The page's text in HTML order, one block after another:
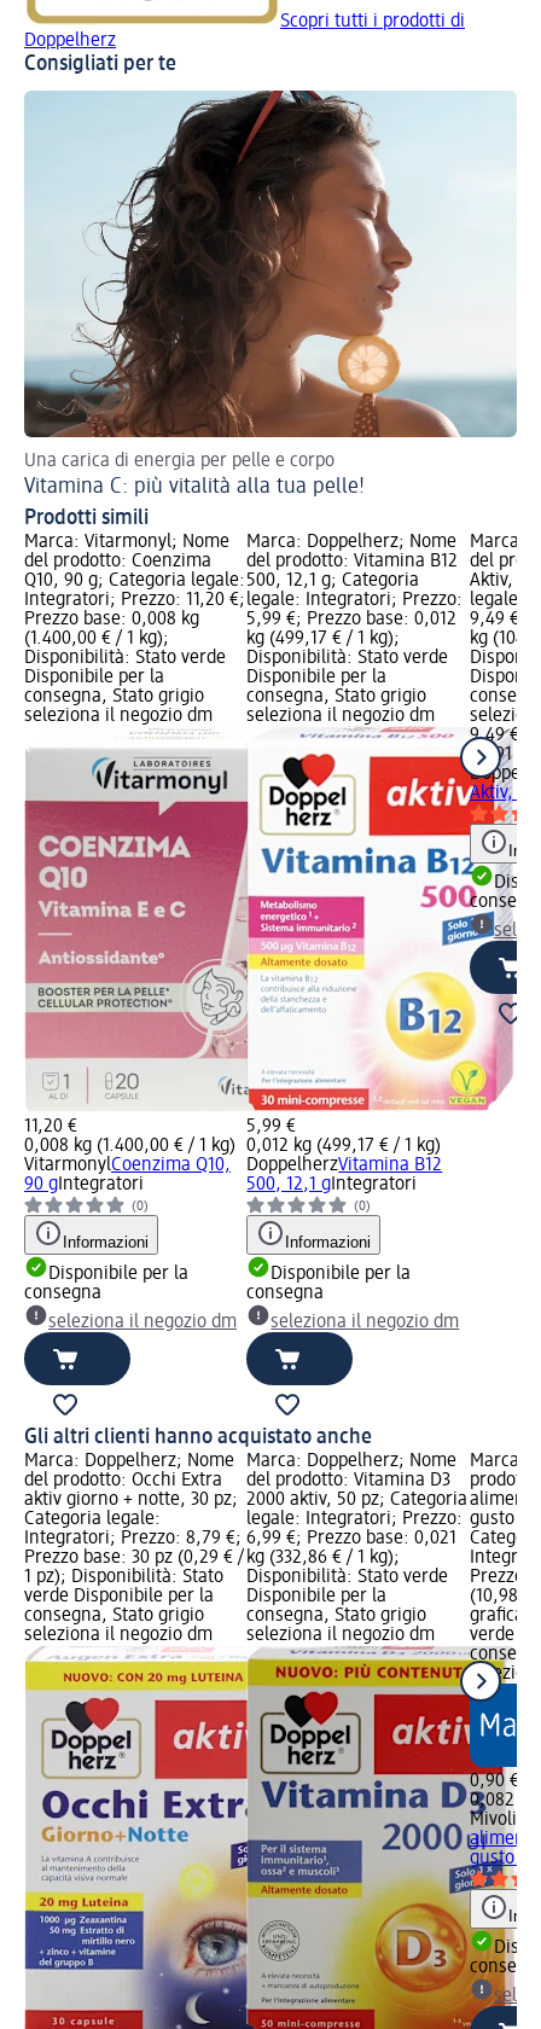
Scopri tutti i prodotti di
Doppelherz
Consigliati per te
Una carica di energia per pelle e corpo
Vitamina C: più vitalità alla tua pelle!
Prodotti simili
Marca: Vitarmonyl; Nome
del prodotto: Coenzima
Q10, 90 g; Categoria legale:
Integratori; Prezzo: 11,20 €;
Prezzo base: 0,008 kg
(1.400,00 € / 1 kg);
Disponibilità: Stato verde
Disponibile per la
consegna, Stato grigio
seleziona il negozio dm
11,20 €
0,008 kg (1.400,00 € / 1 kg)
VitarmonylCoenzima Q10,
90 g Integratori
(0)
Informazioni
Disponibile per la
consegna
seleziona il negozio dm
Marca: Doppelherz; Nome
del prodotto: Vitamina B12
500, 12,1 g; Categoria
legale: Integratori; Prezzo:
5,99 €; Prezzo base: 0,012
kg (499,17 € / 1 kg);
Disponibilità: Stato verde
Disponibile per la
consegna, Stato grigio
seleziona il negozio dm
5,99 €
0,012 kg (499,17 € / 1 kg)
DoppelherzVitamina B12
500, 12,1 g Integratori
(0)
Informazioni
Disponibile per la
consegna
seleziona il negozio dm
Marca:
del
Aktiv,
legale:
9,49 €;
kg
9,49 €
0,091
Aktiv,
Gli altri clienti hanno acquistato anche
Marca: Doppelherz; Nome
del prodotto: Occhi Extra
aktiv giorno + notte, 30 pz;
Categoria legale:
Integratori; Prezzo: 8,79 €;
Prezzo base: 30 pz (0,29 € /
1 pz); Disponibilità: Stato
verde Disponibile per la
consegna, Stato grigio
seleziona il negozio dm
Marca: Doppelherz; Nome
del prodotto: Vitamina D3
2000 aktiv, 50 pz; Categoria
legale: Integratori; Prezzo:
6,99 €; Prezzo base: 0,021
kg (332,86 € / 1 kg);
Disponibilità: Stato verde
Disponibile per la
consegna, Stato grigio
seleziona il negozio dm
Marca:
gusto
Prezzo
(10,98 €
grafica;
verde
0,90 €
0,082 kg
Mivolis
gusto...,